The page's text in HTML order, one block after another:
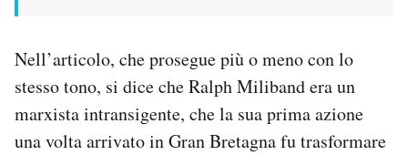
Nell’articolo, che prosegue più o meno con lo
stesso tono, si dice che Ralph Miliband era un
marxista intransigente, che la sua prima azione
una volta arrivato in Gran Bretagna fu trasformare